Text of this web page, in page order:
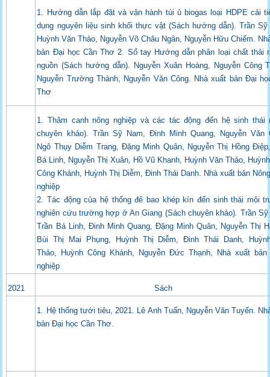
1. Hướng dẫn lắp đặt và vận hành túi ủ biogas loại HDPE cải
dụng nguyên liệu sinh khối thực vật (Sách hướng dẫn). Trần Sỹ
Huỳnh Văn Thảo, Nguyễn Võ Châu Ngân, Nguyễn Hữu Chiếm.
bản Đại học Cần Thơ 2. Sổ tay Hướng dẫn phân loại chất thải
nguồn (Sách hướng dẫn). Nguyễn Xuân Hoàng, Nguyễn Công
Nguyễn Trường Thành, Nguyễn Văn Công. Nhà xuất bản Đại
Thơ
1. Thâm canh nông nghiệp và các tác động đến hệ sinh thái
chuyên khảo). Trần Sỹ Nam, Đinh Minh Quang, Nguyễn Văn
Ngô Thụy Diễm Trang, Đặng Minh Quân, Nguyễn Thị Hồng
Bá Linh, Nguyễn Thị Xuân, Hồ Vũ Khanh, Huỳnh Văn Thảo, Huỳnh
Công Khánh, Huỳnh Thị Diễm, Đinh Thái Danh. Nhà xuất bản
nghiệp
2. Tác động của hệ thống đê bao khép kín đến sinh thái môi
nghiên cứu trường hợp ở An Giang (Sách chuyên khảo). Trần Sỹ
Trần Bá Linh, Đinh Minh Quang, Đặng Minh Quân, Nguyễn Thị
Bùi Thị Mai Phụng, Huỳnh Thị Diễm, Đinh Thái Danh,
Thảo, Huỳnh Công Khánh, Nguyễn Đức Thạnh, Nhà xuất bản
nghiệp
2021 Sách
1. Hệ thống tưới tiêu, 2021. Lê Anh Tuấn, Nguyễn Văn Tuyến.
bản Đại học Cần Thơ.